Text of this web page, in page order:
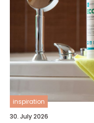
inspiration
30. July 2026